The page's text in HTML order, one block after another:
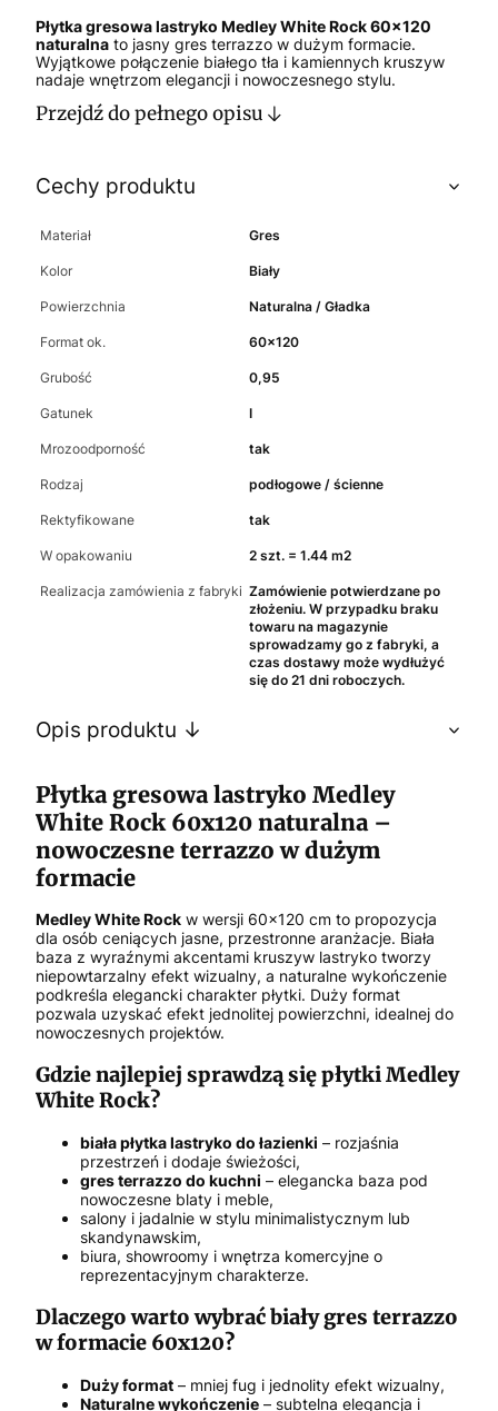
Płytka gresowa lastryko Medley White Rock 60x120
naturalna to jasny gres terrazzo w dużym formacie.
Wyjątkowe połączenie białego tła i kamiennych kruszyw
nadaje wnętrzom elegancji i nowoczesnego stylu.
Przejdź do pełnego opisu
Cechy produktu
Materiał Gres
Kolor Biały
Powierzchnia Naturalna / Gładka
Format ok. 60x120
Grubość 0,95
Gatunek I
Mrozoodporność tak
Rodzaj podłogowe / ścienne
Rektyfikowane tak
W opakowaniu 2 szt. = 1.44 m2
Realizacja zamówienia z fabryki Zamówienie potwierdzane po
złożeniu. W przypadku braku
towaru na magazynie
sprowadzamy go z fabryki, a
czas dostawy może wydłużyć
się do 21 dni roboczych.
Opis produktu ↓
Płytka gresowa lastryko Medley
White Rock 60x120 naturalna –
nowoczesne terrazzo w dużym
formacie
Medley White Rock w wersji 60x120 cm to propozycja
dla osób ceniących jasne, przestronne aranżacje. Biała
baza z wyraźnymi akcentami kruszyw lastryko tworzy
niepowtarzalny efekt wizualny, a naturalne wykończenie
podkreśla elegancki charakter płytki. Duży format
pozwala uzyskać efekt jednolitej powierzchni, idealnej do
nowoczesnych projektów.
Gdzie najlepiej sprawdzą się płytki Medley
White Rock?
biała płytka lastryko do łazienki – rozjaśnia
przestrzeń i dodaje świeżości,
gres terrazzo do kuchni – elegancka baza pod
nowoczesne blaty i meble,
salony i jadalnie w stylu minimalistycznym lub
skandynawskim,
biura, showroomy i wnętrza komercyjne o
reprezentacyjnym charakterze.
Dlaczego warto wybrać biały gres terrazzo
w formacie 60x120?
Duży format – mniej fug i jednolity efekt wizualny,
Naturalne wykończenie – subtelna elegancja i